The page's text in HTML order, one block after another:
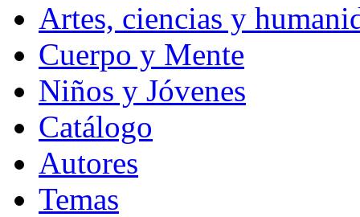
Artes, ciencias y
Cuerpo y Mente
Niños y Jóvenes
Catálogo
Autores
Temas